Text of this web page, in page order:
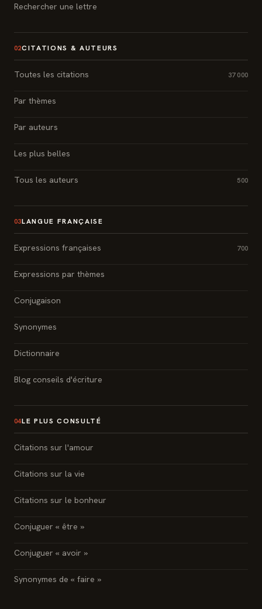
Rechercher une lettre
02CITATIONS & AUTEURS
Toutes les citations 37 000
Par thèmes
Par auteurs
Les plus belles
Tous les auteurs 500
03LANGUE FRANÇAISE
Expressions françaises 700
Expressions par thèmes
Conjugaison
Synonymes
Dictionnaire
Blog conseils d'écriture
04LE PLUS CONSULTÉ
Citations sur l'amour
Citations sur la vie
Citations sur le bonheur
Conjuguer « être »
Conjuguer « avoir »
Synonymes de « faire »